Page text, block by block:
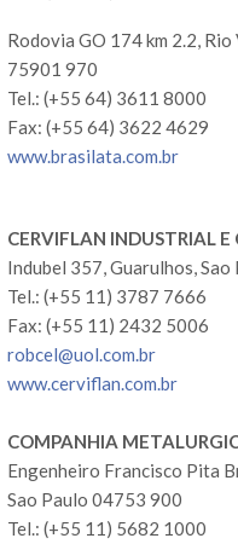
Rodovia GO 174 km 2.2, Rio
75901 970
Tel.: (+55 64) 3611 8000
Fax: (+55 64) 3622 4629
www.brasilata.com.br
CERVIFLAN INDUSTRIAL
Indubel 357, Guarulhos,
Tel.: (+55 11) 3787 7666
Fax: (+55 11) 2432 5006
robcel@uol.com.br
www.cerviflan.com.br
COMPANHIA
Engenheiro Francisco Pita
Sao Paulo 04753 900
Tel.: (+55 11) 5682 1000